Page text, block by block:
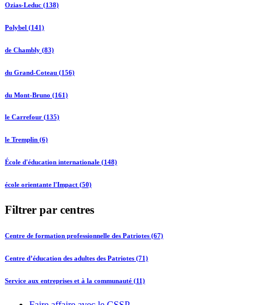
Ozias-Leduc (138)
Polybel (141)
de Chambly (83)
du Grand-Coteau (156)
du Mont-Bruno (161)
le Carrefour (135)
le Tremplin (6)
École d'éducation internationale (148)
école orientante l'Impact (50)
Filtrer par centres
Centre de formation professionnelle des Patriotes (67)
Centre d’éducation des adultes des Patriotes (71)
Service aux entreprises et à la communauté (11)